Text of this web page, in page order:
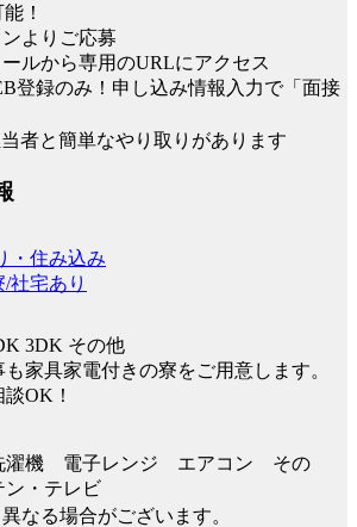
！
ンよりご応募
ールから専用のURLにアクセス
登録のみ！申し込み情報入力で「面接
者と簡単なやり取りがあります
・住み込み
社宅あり
3DK その他
も家具家電付きの寮をご用意します。
OK！
機 電子レンジ エアコン その
・テレビ
なる場合がございます。